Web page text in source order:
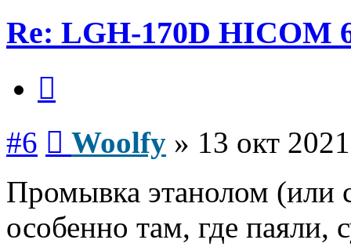
Re: LGH-170D HICOM
#6 Woolfy » 13 окт
Промывка этанолом (или
особенно там, где паяли,